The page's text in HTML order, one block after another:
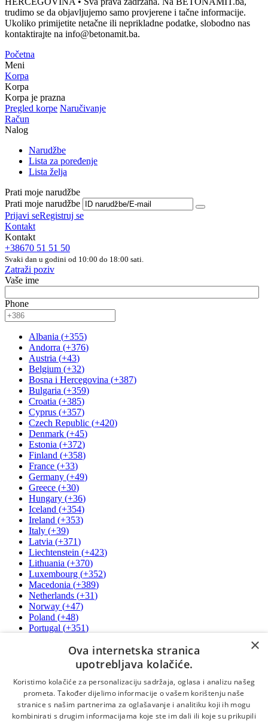
trudimo se da objavljujemo samo provjerene i tačne informacije.
Ukoliko primijetite netačne ili neprikladne podatke, slobodno nas
kontaktirajte na info@betonamit.ba.
Početna
Meni
Korpa
Korpa
Korpa je prazna
Pregled korpe Naručivanje
Račun
Nalog
Narudžbe
Lista za poređenje
Lista želja
Prati moje narudžbe
Prati moje narudžbe
Prijavi seRegistruj se
Kontakt
Kontakt
+38670 51 51 50
Svaki dan u godini od 10:00 do 18:00 sati.
Zatraži poziv
Vaše ime
Phone
Albania (+355)
Andorra (+376)
Austria (+43)
Belgium (+32)
Bosna i Hercegovina (+387)
Bulgaria (+359)
Croatia (+385)
Cyprus (+357)
Czech Republic (+420)
Denmark (+45)
Estonia (+372)
Finland (+358)
France (+33)
Germany (+49)
Greece (+30)
Hungary (+36)
Iceland (+354)
Ireland (+353)
Italy (+39)
Latvia (+371)
Liechtenstein (+423)
Lithuania (+370)
Luxembourg (+352)
Macedonia (+389)
Netherlands (+31)
Norway (+47)
Poland (+48)
Portugal (+351)
San Marino(+378)
+381 )
+421)
Slovenia(+386 )
Spain( +34)
Sweden(+46)
Switzerland(+41)
×
Ova internetska stranica
upotrebljava kolačiće.
Koristimo kolačiće za personalizaciju sadržaja, oglasa i analizu našeg
prometa. Također dijelimo informacije o vašem korištenju naše
stranice s našim partnerima za oglašavanje i analitiku koji ih mogu
kombinirati s drugim informacijama koje ste im dali ili koje su prikupili